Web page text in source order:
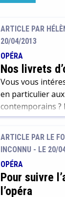
ARTICLE PAR
20/04/2013
OPÉRA
Nos livrets
Vous vous
en particulier
contemporains ?
proposons une
permettront
l’information que
ARTICLE PAR LE
INCONNU - LE 20/
OPÉRA
Pour suivre
l’opéra